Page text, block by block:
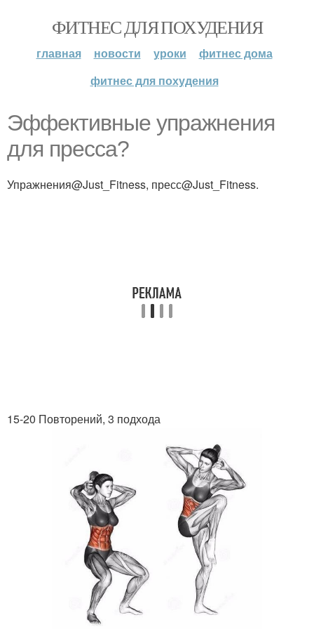
ФИТНЕС ДЛЯ ПОХУДЕНИЯ
главная новости уроки
фитнес дома
фитнес для похудения
Эффективные упражнения
для пресса?
Упражнения@Just_Fitness, пресс@Just_Fitness.
15-20 Повторений, 3 подхода